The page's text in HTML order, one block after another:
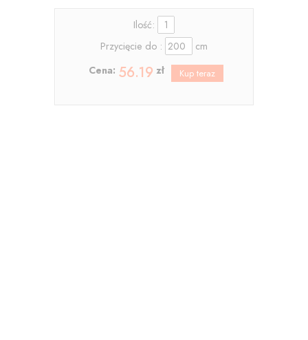
Ilość:
Przycięcie do :
cm
Cena: 56.19 zł